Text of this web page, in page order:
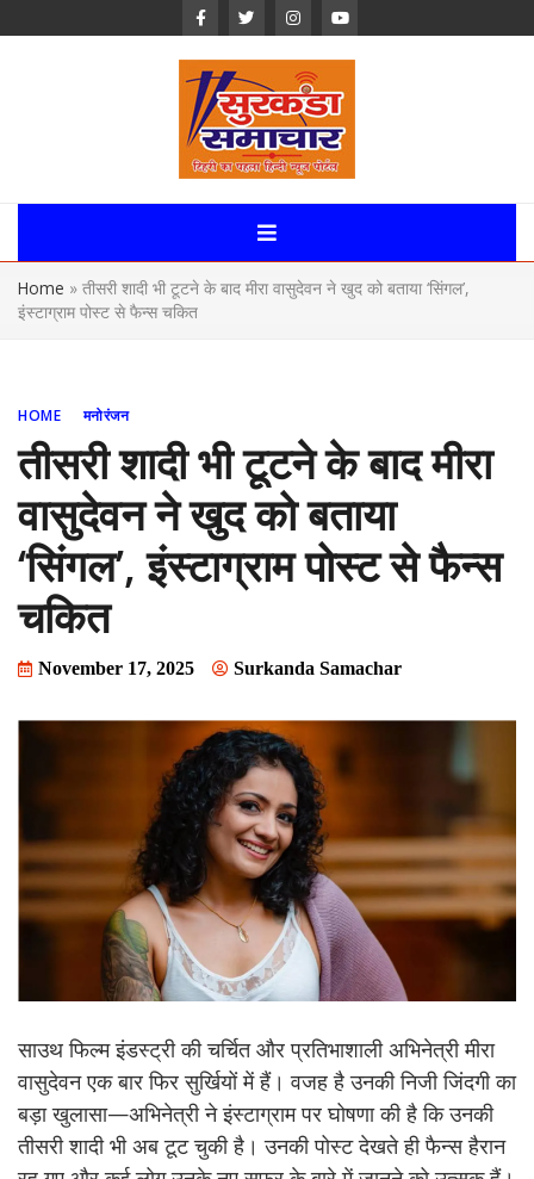
Surkanda
Samachar:
Uttarakhand,
News Portal
Home » तीसरी शादी भी टूटने के बाद मीरा वासुदेवन ने खुद को बताया ‘सिंगल’,
इंस्टाग्राम पोस्ट से फैन्स चकित
HOME मनोरंजन
तीसरी शादी भी टूटने के बाद मीरा
वासुदेवन ने खुद को बताया
‘सिंगल’, इंस्टाग्राम पोस्ट से फैन्स
चकित
November 17, 2025 Surkanda Samachar
साउथ फिल्म इंडस्ट्री की चर्चित और प्रतिभाशाली अभिनेत्री मीरा
वासुदेवन एक बार फिर सुर्खियों में हैं। वजह है उनकी निजी जिंदगी का
बड़ा खुलासा—अभिनेत्री ने इंस्टाग्राम पर घोषणा की है कि उनकी
तीसरी शादी भी अब टूट चुकी है। उनकी पोस्ट देखते ही फैन्स हैरान